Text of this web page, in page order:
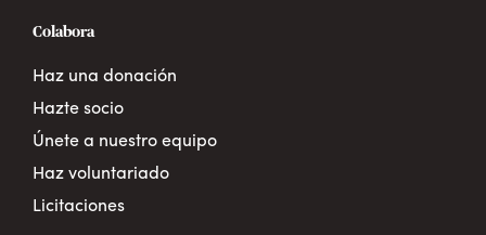
Colabora
Haz una donación
Hazte socio
Únete a nuestro equipo
Haz voluntariado
Licitaciones